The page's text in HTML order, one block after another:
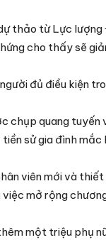
thảo từ Lực
cho thấy sẽ
đủ điều kiện
quang tuyến
sử gia đình
viên mới và
mở rộng
một triệu phụ